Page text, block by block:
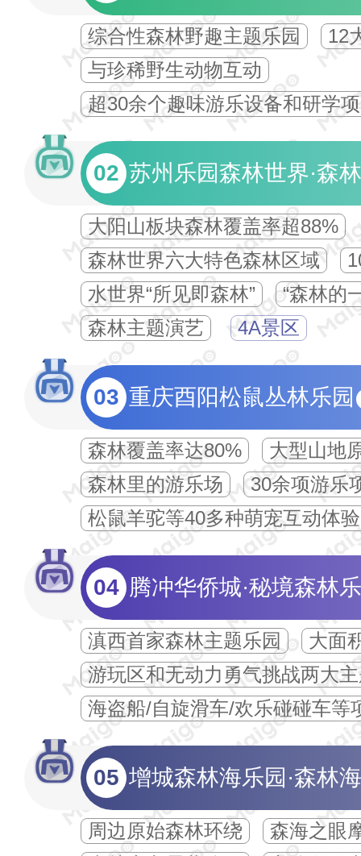
综合性森林野趣主题乐园
12
与珍稀野生动物互动
超30余个趣味游乐设备和研学
02 苏州乐园森林世界·森
大阳山板块森林覆盖率超88%
森林世界六大特色森林区域
水世界“所见即森林”
“森林的
森林主题演艺
4A景区
03 重庆酉阳松鼠丛林乐园
森林覆盖率达80%
大型山地
森林里的游乐场
30余项游乐
松鼠羊驼等40多种萌宠互动体验
04 腾冲华侨城·秘境森林
滇西首家森林主题乐园
大面
游玩区和无动力勇气挑战两大
海盗船/自旋滑车/欢乐碰碰车等
05 增城森林海乐园·森林
周边原始森林环绕
森海之眼